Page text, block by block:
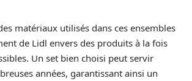
matériaux utilisés dans ces ensembles
de Lidl envers des produits à la fois
Un set bien choisi peut servir
années, garantissant ainsi un